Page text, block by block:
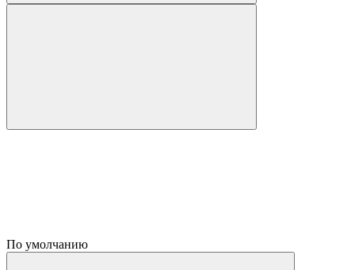
По умолчанию